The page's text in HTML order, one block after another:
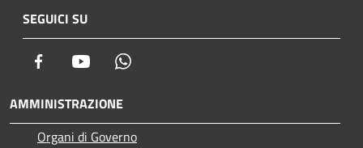
SEGUICI SU
Facebook Youtube
AMMINISTRAZIONE
Organi di Governo